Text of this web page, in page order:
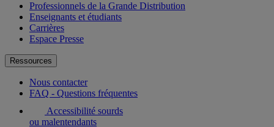
Professionnels de la Grande Distribution
Enseignants et étudiants
Carrières
Espace Presse
Ressources
Nous contacter
FAQ - Questions fréquentes
Accessibilité sourds
ou malentendants